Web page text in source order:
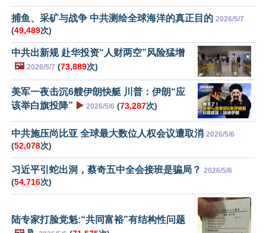
捕鱼、采矿与战争 中共测绘全球海洋的真正目的 2026/5/7
(49,489次)
中共出新规 赴华投资“人财两空”风险猛增
🖼️ 2026/5/7 (73,889次)
美军一夜击沉6艘伊朗快艇 川普：伊朗“应
该举白旗投降” ▶️ 2026/5/6 (73,287次)
中共施压尚比亚 全球最大数位人权会议遭取消 2026/5/6
(52,078次)
习近平引蛇出洞，蔡奇五中全会接班是骗局？ 2026/5/6
(54,716次)
陆专家打脸党魁:“共同富裕”有结构性问题